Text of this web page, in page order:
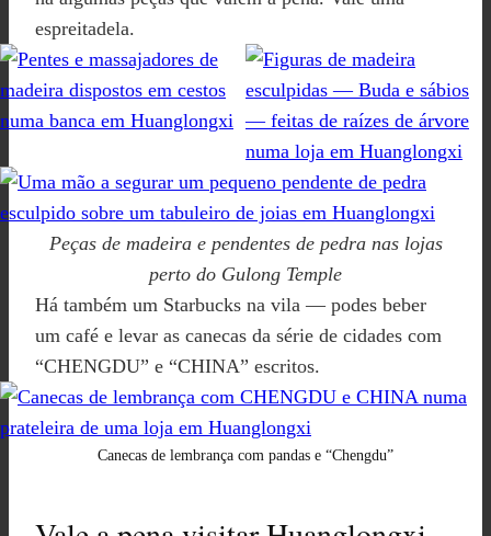
espreitadela.
Peças de madeira e pendentes de pedra nas lojas
perto do Gulong Temple
Há também um Starbucks na vila — podes beber
um café e levar as canecas da série de cidades com
“CHENGDU” e “CHINA” escritos.
Canecas de lembrança com pandas e “Chengdu”